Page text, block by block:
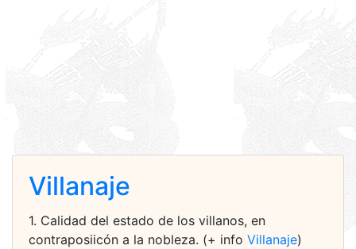
Villanaje
1. Calidad del estado de los villanos, en
contraposiicón a la nobleza. (+ info Villanaje)